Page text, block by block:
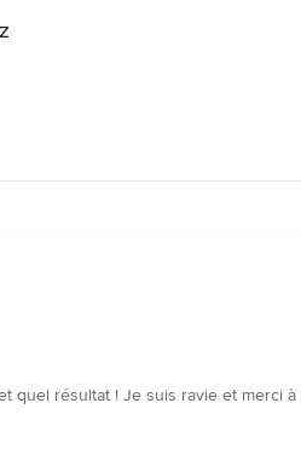
quel résultat ! Je suis ravie et merci